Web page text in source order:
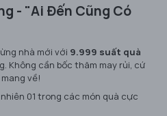
- "Ai Đến Cũng Có
nhà mới với 9.999 suất quà
Không cần bốc thăm may rủi, cứ
về!
01 trong các món quà cực